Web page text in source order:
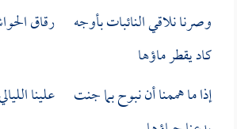
وصرنا نلاقي النائبات بأوجه رقاق
كاد يقطر ماؤها
إذا ما هممنا أن نبوح بما جنت علينا